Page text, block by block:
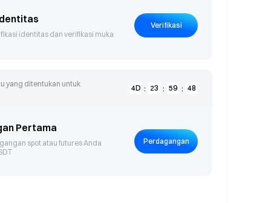
available
Exclusive
identitas dan verifikasi muka
Verifikasi
yang ditentukan untuk
4D : 23 : 59 : 48
Pertama
spot atau futures Anda
Perdagangan